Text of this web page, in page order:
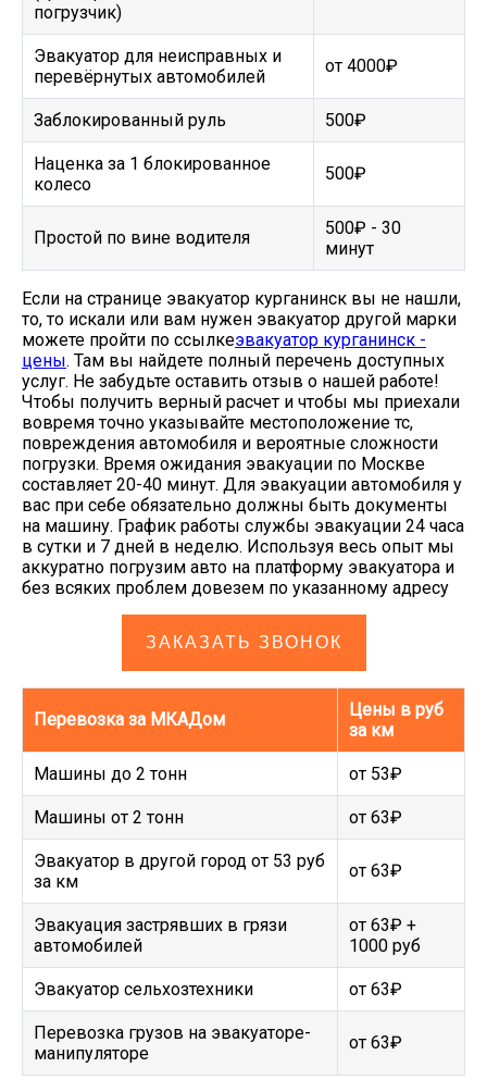
погрузчик)
Эвакуатор для неисправных и
перевёрнутых автомобилей
от 4000₽
Заблокированный руль 500₽
Наценка за 1 блокированное
колесо
500₽
Простой по вине водителя
500₽ - 30
минут
Если на странице эвакуатор курганинск вы не нашли,
то, то искали или вам нужен эвакуатор другой марки
можете пройти по ссылкеэвакуатор курганинск -
цены. Там вы найдете полный перечень доступных
услуг. Не забудьте оставить отзыв о нашей работе!
Чтобы получить верный расчет и чтобы мы приехали
вовремя точно указывайте местоположение тс,
повреждения автомобиля и вероятные сложности
погрузки. Время ожидания эвакуации по Москве
составляет 20-40 минут. Для эвакуации автомобиля у
вас при себе обязательно должны быть документы
на машину. График работы службы эвакуации 24 часа
в сутки и 7 дней в неделю. Используя весь опыт мы
аккуратно погрузим авто на платформу эвакуатора и
без всяких проблем довезем по указанному адресу
ЗАКАЗАТЬ ЗВОНОК
Перевозка за МКАДом
Цены в руб
за км
Машины до 2 тонн от 53₽
Машины от 2 тонн от 63₽
Эвакуатор в другой город от 53 руб
за км
от 63₽
Эвакуация застрявших в грязи
автомобилей
от 63₽ +
1000 руб
Эвакуатор сельхозтехники от 63₽
Перевозка грузов на эвакуаторе-
манипуляторе
от 63₽